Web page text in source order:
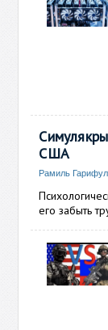
США
Рамиль
его забыть